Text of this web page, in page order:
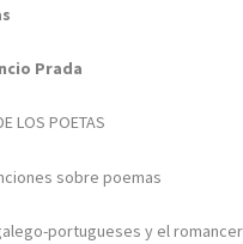
Prada
LOS POETAS
sobre poemas
portugueses y el